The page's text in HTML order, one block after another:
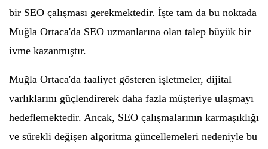
bir SEO çalışması gerekmektedir. İşte tam da bu noktada
Muğla Ortaca'da SEO uzmanlarına olan talep büyük bir
ivme kazanmıştır.
Muğla Ortaca'da faaliyet gösteren işletmeler, dijital
varlıklarını güçlendirerek daha fazla müşteriye ulaşmayı
hedeflemektedir. Ancak, SEO çalışmalarının karmaşıklığı
ve sürekli değişen algoritma güncellemeleri nedeniyle bu